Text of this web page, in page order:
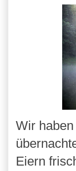
Wir
Eiern